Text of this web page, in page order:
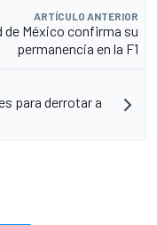
ARTÍCULO ANTERIOR
de México confirma su
permanencia en la F1
para derrotar a